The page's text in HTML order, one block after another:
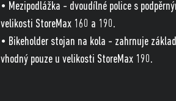
• Mezipodlážka - dvoudílné police s
velikosti StoreMax 160 a 190.
• Bikeholder stojan na kola - zahrnuje
vhodný pouze u velikosti StoreMax 190.